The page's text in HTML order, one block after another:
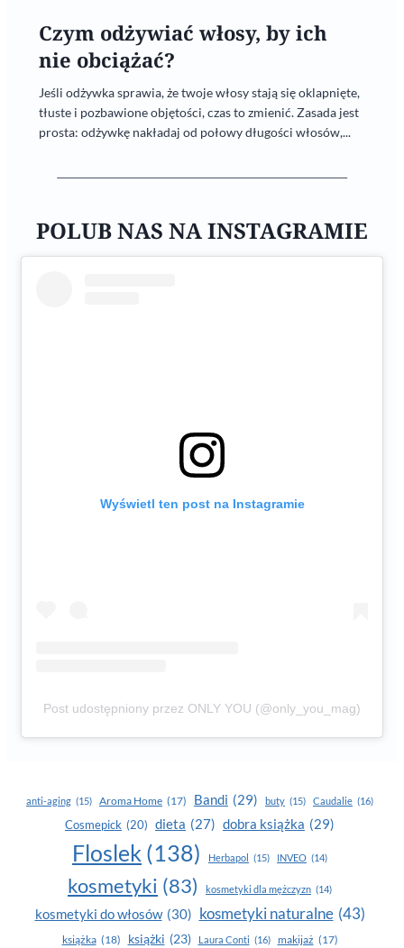
Czym odżywiać włosy, by ich
nie obciążać?
Jeśli odżywka sprawia, że twoje włosy stają się oklapnięte,
tłuste i pozbawione objętości, czas to zmienić. Zasada jest
prosta: odżywkę nakładaj od połowy długości włosów,...
POLUB NAS NA INSTAGRAMIE
Wyświetl ten post na Instagramie
Post udostępniony przez ONLY YOU (@only_you_mag)
anti-aging (15) Aroma Home (17) Bandi (29) buty (15) Caudalie (16)
Cosmepick (20) dieta (27) dobra książka (29)
Floslek (138) Herbapol (15) INVEO (14)
kosmetyki (83) kosmetyki dla mężczyzn (14)
kosmetyki do włosów (30) kosmetyki naturalne (43)
książka (18) książki (23) Laura Conti (16) makijaż (17)